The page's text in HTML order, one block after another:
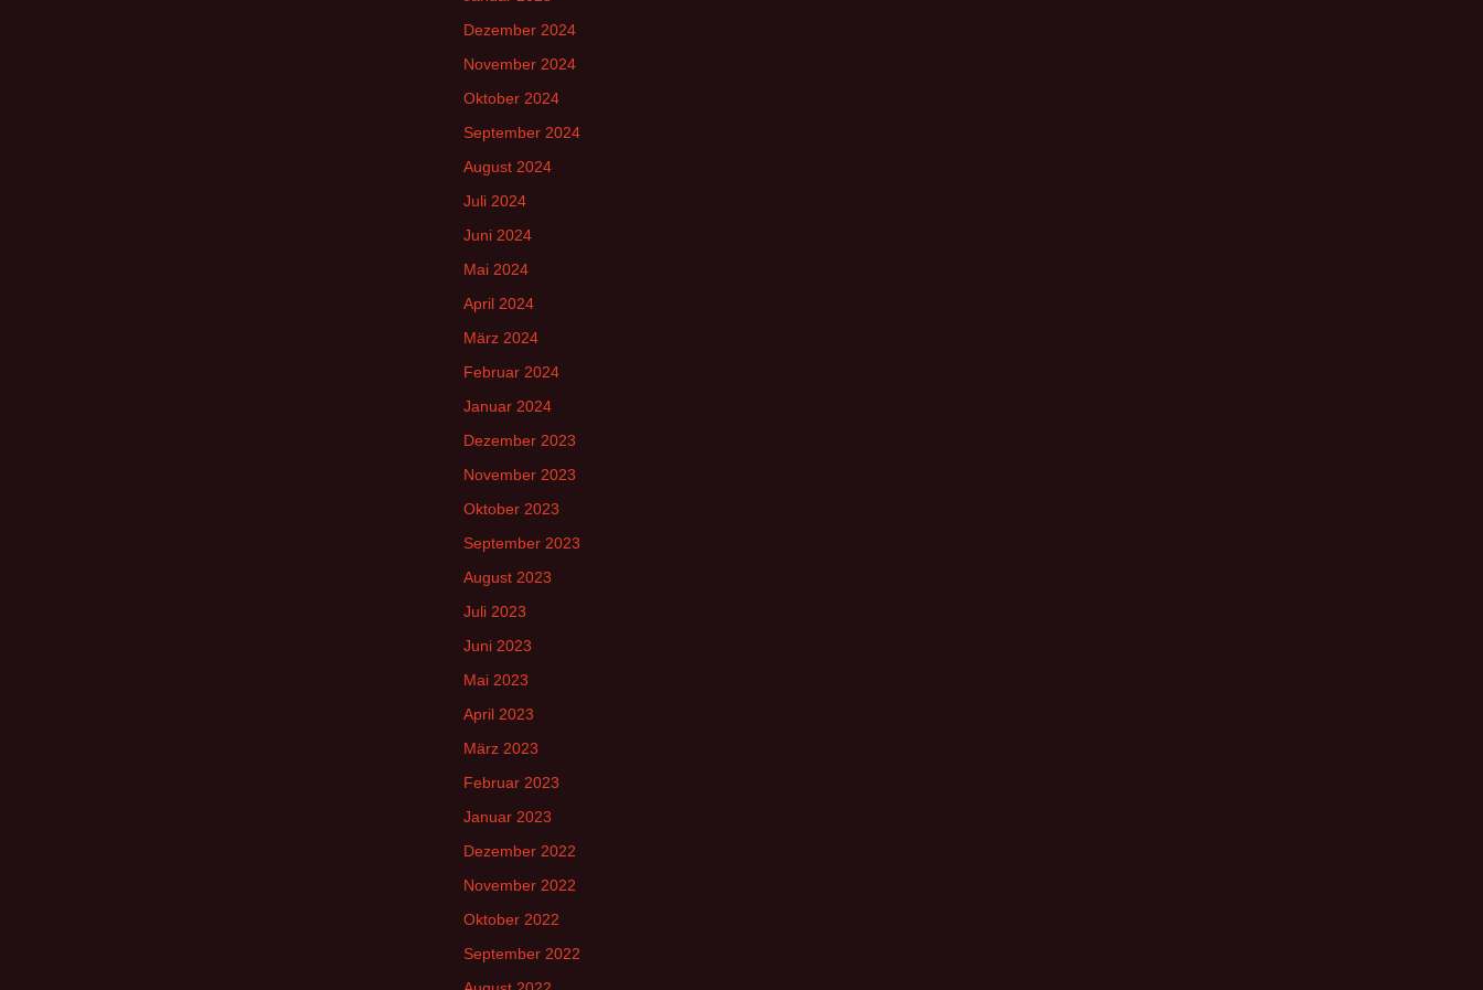
Dezember 2024
November 2024
Oktober 2024
September 2024
August 2024
Juli 2024
Juni 2024
Mai 2024
April 2024
März 2024
Februar 2024
Januar 2024
Dezember 2023
November 2023
Oktober 2023
September 2023
August 2023
Juli 2023
Juni 2023
Mai 2023
April 2023
März 2023
Februar 2023
Januar 2023
Dezember 2022
November 2022
Oktober 2022
September 2022